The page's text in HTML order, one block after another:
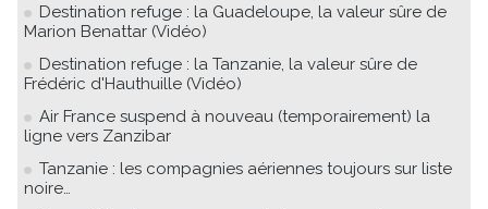
Destination refuge : la Guadeloupe, la valeur sûre de
Marion Benattar (Vidéo)
Destination refuge : la Tanzanie, la valeur sûre de
Frédéric d'Hauthuille (Vidéo)
Air France suspend à nouveau (temporairement) la
ligne vers Zanzibar
Tanzanie : les compagnies aériennes toujours sur liste
noire…